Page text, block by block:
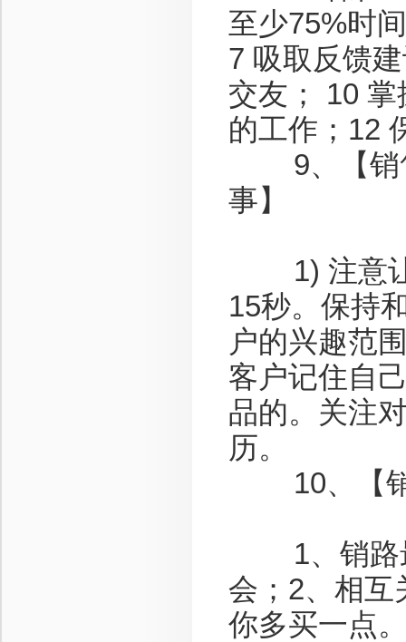
至少75%时
7 吸取反馈
交友； 10
的工作；12
9、【销售
事】
1) 注意让
15秒。保持
户的兴趣范
客户记住自
品的。关注
历。
10、【销
1、销路最
会；2、相互
你多买一点